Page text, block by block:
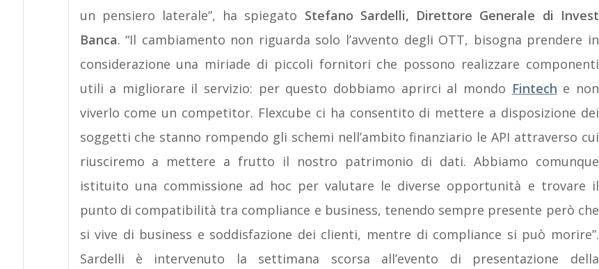
un pensiero laterale”, ha spiegato Stefano Sardelli, Direttore Generale di Invest
Banca. “Il cambiamento non riguarda solo l’avvento degli OTT, bisogna prendere in
considerazione una miriade di piccoli fornitori che possono realizzare componenti
utili a migliorare il servizio: per questo dobbiamo aprirci al mondo Fintech e non
viverlo come un competitor. Flexcube ci ha consentito di mettere a disposizione dei
soggetti che stanno rompendo gli schemi nell’ambito finanziario le API attraverso cui
riusciremo a mettere a frutto il nostro patrimonio di dati. Abbiamo comunque
istituito una commissione ad hoc per valutare le diverse opportunità e trovare il
punto di compatibilità tra compliance e business, tenendo sempre presente però che
si vive di business e soddisfazione dei clienti, mentre di compliance si può morire”.
Sardelli è intervenuto la settimana scorsa all’evento di presentazione della